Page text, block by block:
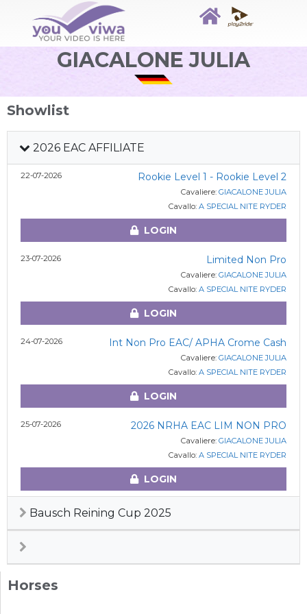
GIACALONE JULIA
Showlist
2026 EAC AFFILIATE
22-07-2026 Rookie Level 1 - Rookie Level 2
Cavaliere: GIACALONE JULIA
Cavallo: A SPECIAL NITE RYDER
LOGIN
23-07-2026 Limited Non Pro
Cavaliere: GIACALONE JULIA
Cavallo: A SPECIAL NITE RYDER
LOGIN
24-07-2026 Int Non Pro EAC/ APHA Crome Cash
Cavaliere: GIACALONE JULIA
Cavallo: A SPECIAL NITE RYDER
LOGIN
25-07-2026 2026 NRHA EAC LIM NON PRO
Cavaliere: GIACALONE JULIA
Cavallo: A SPECIAL NITE RYDER
LOGIN
Bausch Reining Cup 2025
Horses